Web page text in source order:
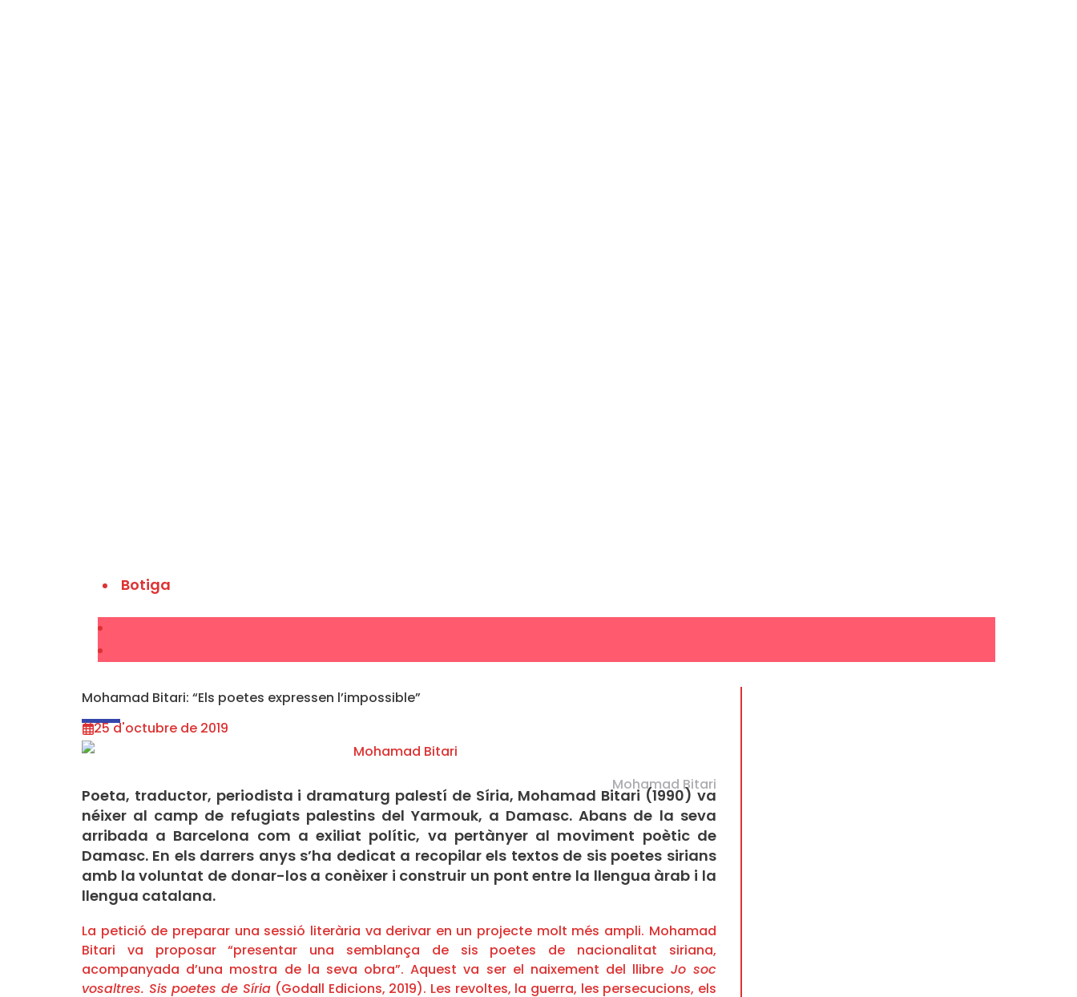
Botiga
Mohamad Bitari: “Els poetes expressen l’impossible”
25 d'octubre de 2019
Mohamad Bitari
Poeta, traductor, periodista i dramaturg palestí de Síria, Mohamad Bitari (1990) va
néixer al camp de refugiats palestins del Yarmouk, a Damasc. Abans de la seva
arribada a Barcelona com a exiliat polític, va pertànyer al moviment poètic de
Damasc. En els darrers anys s’ha dedicat a recopilar els textos de sis poetes sirians
amb la voluntat de donar-los a conèixer i construir un pont entre la llengua àrab i la
llengua catalana.
La petició de preparar una sessió literària va derivar en un projecte molt més ampli. Mohamad
Bitari va proposar “presentar una semblança de sis poetes de nacionalitat siriana,
acompanyada d’una mostra de la seva obra”. Aquest va ser el naixement del llibre Jo soc
vosaltres. Sis poetes de Síria (Godall Edicions, 2019). Les revoltes, la guerra, les persecucions, els